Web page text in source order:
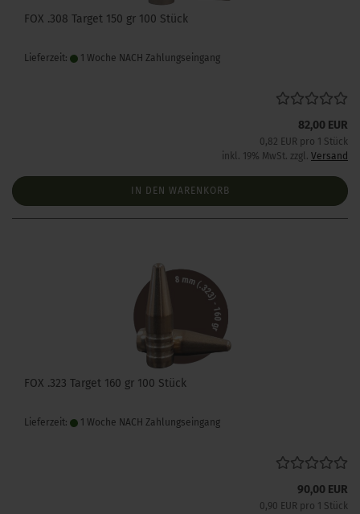
FOX .308 Target 150 gr 100 Stück
Lieferzeit: 1 Woche NACH Zahlungseingang
82,00 EUR
0,82 EUR pro 1 Stück
inkl. 19% MwSt. zzgl. Versand
IN DEN WARENKORB
FOX .323 Target 160 gr 100 Stück
Lieferzeit: 1 Woche NACH Zahlungseingang
90,00 EUR
0,90 EUR pro 1 Stück